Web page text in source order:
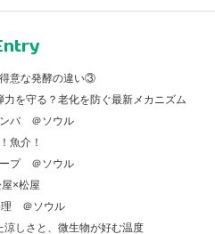
意な発酵の違い③
力を守る？老化を防ぐ最新メカニズム
バ ＠ソウル
魚介！
ープ ＠ソウル
屋×松屋
理 ＠ソウル
涼しさと、微生物が好む温度